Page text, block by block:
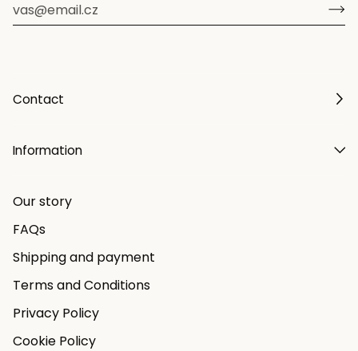
Contact
Information
Our story
FAQs
Shipping and payment
Terms and Conditions
Privacy Policy
Cookie Policy